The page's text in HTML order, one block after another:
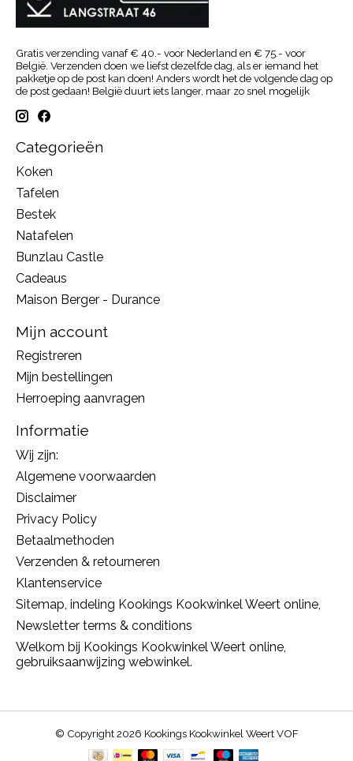
Gratis verzending vanaf € 40.- voor Nederland en € 75.- voor
België. Verzenden doen we liefst dezelfde dag, als er iemand het
pakketje op de post kan doen! Anders wordt het de volgende dag op
de post gedaan! België duurt iets langer, maar zo snel mogelijk
Categorieën
Koken
Tafelen
Bestek
Natafelen
Bunzlau Castle
Cadeaus
Maison Berger - Durance
Mijn account
Registreren
Mijn bestellingen
Herroeping aanvragen
Informatie
Wij zijn:
Algemene voorwaarden
Disclaimer
Privacy Policy
Betaalmethoden
Verzenden & retourneren
Klantenservice
Sitemap, indeling Kookings Kookwinkel Weert online,
Newsletter terms & conditions
Welkom bij Kookings Kookwinkel Weert online,
gebruiksaanwijzing webwinkel.
© Copyright 2026 Kookings Kookwinkel Weert VOF